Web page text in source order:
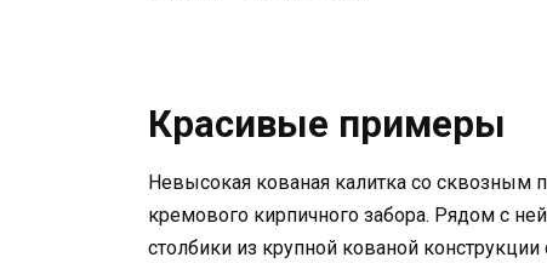
Красивые примеры
Невысокая кованая калитка со сквозным
кремового кирпичного забора. Рядом с
столбики из крупной кованой